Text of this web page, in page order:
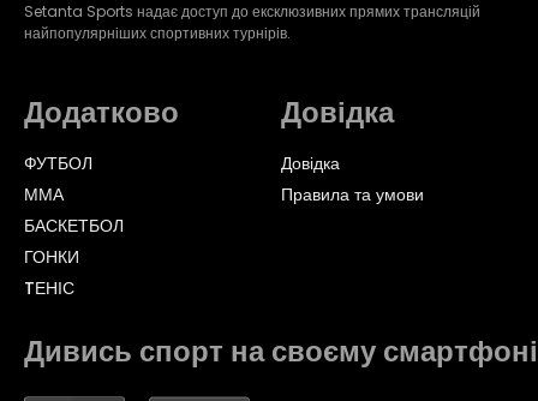
Setanta Sports надає доступ до ексклюзивних прямих трансляцій
найпопулярніших спортивних турнірів.
Додатково
ФУТБОЛ
ММА
БАСКЕТБОЛ
ГОНКИ
TЕНІС
Довідка
Довідка
Правила та умови
Дивись спорт на своєму смартфоні